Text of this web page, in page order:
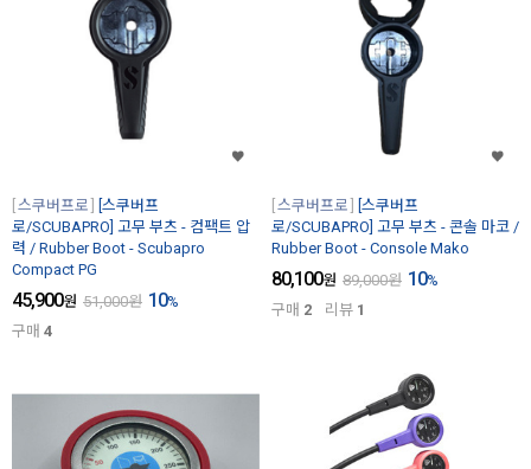
스쿠버프로
[스쿠버프
로/SCUBAPRO] 고무 부츠 - 컴팩트 압
력 / Rubber Boot - Scubapro
Compact PG
45,900원 51,000원 10%
구매 4
스쿠버프로
[스쿠버프
로/SCUBAPRO] 고무 부츠 - 콘솔 마코 /
Rubber Boot - Console Mako
80,100원 89,000원 10%
구매 2 리뷰 1